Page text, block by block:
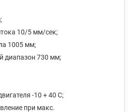
10/5 мм/сек;
1005 мм;
диапазон 730 мм;
-10 + 40 С;
при макс.